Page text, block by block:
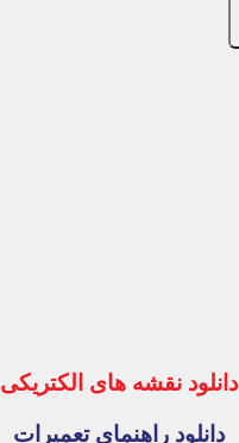
دانلود نقشه های الکتریکی
دانلود راهنمای تعمیرات